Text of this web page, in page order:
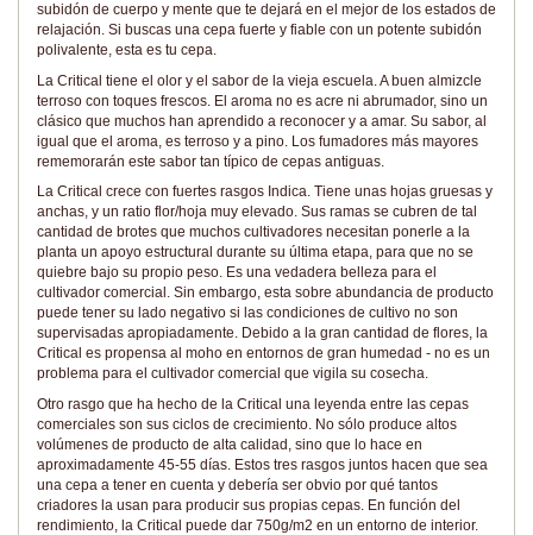
subidón de cuerpo y mente que te dejará en el mejor de los estados de
relajación. Si buscas una cepa fuerte y fiable con un potente subidón
polivalente, esta es tu cepa.
La Critical tiene el olor y el sabor de la vieja escuela. A buen almizcle
terroso con toques frescos. El aroma no es acre ni abrumador, sino un
clásico que muchos han aprendido a reconocer y a amar. Su sabor, al
igual que el aroma, es terroso y a pino. Los fumadores más mayores
rememorarán este sabor tan típico de cepas antiguas.
La Critical crece con fuertes rasgos Indica. Tiene unas hojas gruesas y
anchas, y un ratio flor/hoja muy elevado. Sus ramas se cubren de tal
cantidad de brotes que muchos cultivadores necesitan ponerle a la
planta un apoyo estructural durante su última etapa, para que no se
quiebre bajo su propio peso. Es una vedadera belleza para el
cultivador comercial. Sin embargo, esta sobre abundancia de producto
puede tener su lado negativo si las condiciones de cultivo no son
supervisadas apropiadamente. Debido a la gran cantidad de flores, la
Critical es propensa al moho en entornos de gran humedad - no es un
problema para el cultivador comercial que vigila su cosecha.
Otro rasgo que ha hecho de la Critical una leyenda entre las cepas
comerciales son sus ciclos de crecimiento. No sólo produce altos
volúmenes de producto de alta calidad, sino que lo hace en
aproximadamente 45-55 días. Estos tres rasgos juntos hacen que sea
una cepa a tener en cuenta y debería ser obvio por qué tantos
criadores la usan para producir sus propias cepas. En función del
rendimiento, la Critical puede dar 750g/m2 en un entorno de interior.